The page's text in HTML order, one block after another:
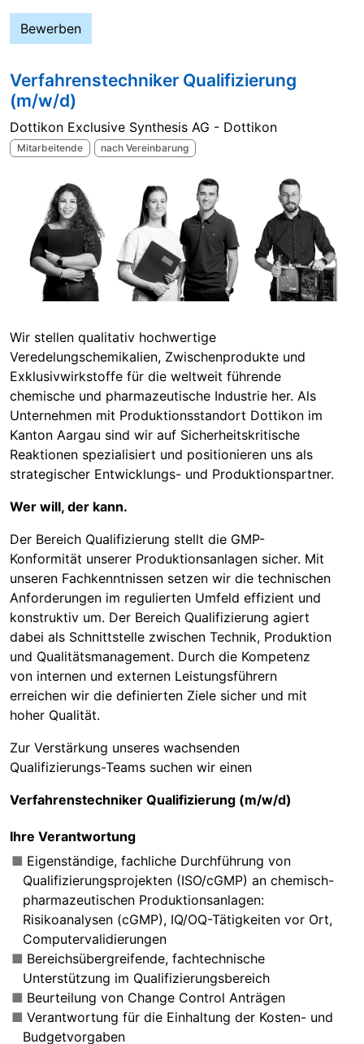
Bewerben
Verfahrenstechniker Qualifizierung
(m/w/d)
Dottikon Exclusive Synthesis AG - Dottikon
Mitarbeitende nach Vereinbarung
Wir stellen qualitativ hochwertige
Veredelungschemikalien, Zwischenprodukte und
Exklusivwirkstoffe für die weltweit führende
chemische und pharmazeutische Industrie her. Als
Unternehmen mit Produktionsstandort Dottikon im
Kanton Aargau sind wir auf Sicherheitskritische
Reaktionen spezialisiert und positionieren uns als
strategischer Entwicklungs- und Produktionspartner.
Wer will, der kann.
Der Bereich Qualifizierung stellt die GMP-
Konformität unserer Produktionsanlagen sicher. Mit
unseren Fachkenntnissen setzen wir die technischen
Anforderungen im regulierten Umfeld effizient und
konstruktiv um. Der Bereich Qualifizierung agiert
dabei als Schnittstelle zwischen Technik, Produktion
und Qualitätsmanagement. Durch die Kompetenz
von internen und externen Leistungsführern
erreichen wir die definierten Ziele sicher und mit
hoher Qualität.
Zur Verstärkung unseres wachsenden
Qualifizierungs-Teams suchen wir einen
Verfahrenstechniker Qualifizierung (m/w/d)
Ihre Verantwortung
Eigenständige, fachliche Durchführung von
Qualifizierungsprojekten (ISO/cGMP) an chemisch-
pharmazeutischen Produktionsanlagen:
Risikoanalysen (cGMP), IQ/OQ-Tätigkeiten vor Ort,
Computervalidierungen
Bereichsübergreifende, fachtechnische
Unterstützung im Qualifizierungsbereich
Beurteilung von Change Control Anträgen
Verantwortung für die Einhaltung der Kosten- und
Budgetvorgaben